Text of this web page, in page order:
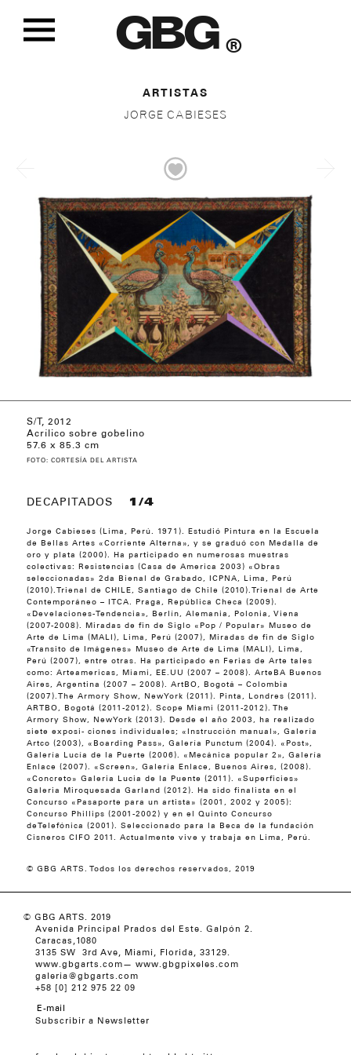
GBG ®
ARTISTAS
JORGE CABIESES
S/T, 2012
Acrílico sobre gobelino
57.6 x 85.3 cm
FOTO: CORTESÍA DEL ARTISTA
S/T, 2012
S/T, 2014
S/T, 2014
DE LA SERIE MIRABILIA 3, 2013
DE LA SERIE MIRABILIA 3, 2013
DE LA SERIE MIRABILIA 3, 2013
DE LA SERIE MIRABILIA 3, 2013
DE LA SERIE MIRABILIA 3, 2013
DE LA SERIE MIRABILIA 3, 2013
MIRABILIA 2, 2013
MIRABILIA 4, 2013
DE LA SERIE IGNOTO, 2013
DE LA SERIE IGNOTO, 2013
S/T, 2014
S/T, 2011
S/T, 2014
S/T, 2014
S/T, 2014
S/T, 2014
DE LA SERIE RELACIONES RESONANTES,
2017
DE LA SERIE RELACIONES RESONANTES,
2017
DE LA SERIE RELACIONES RESONANTES,
2017
DE LA SERIE RELACIONES RESONANTES,
2017
DE LA SERIE RELACIONES RESONANTES,
2017
DE LA SERIE RELACIONES RESONANTES,
2017
DECAPITADOS 1/4
Jorge Cabieses (Lima, Perú. 1971). Estudió Pintura en la Escuela
de Bellas Artes «Corriente Alterna», y se graduó con Medalla de
oro y plata (2000). Ha participado en numerosas muestras
colectivas: Resistencias (Casa de America 2003) «Obras
seleccionadas» 2da Bienal de Grabado, ICPNA, Lima, Perú
(2010).Trienal de CHILE, Santiago de Chile (2010).Trienal de Arte
Contemporáneo – ITCA. Praga, República Checa (2009).
«Develaciones-Tendencia», Berlín, Alemania, Polonia, Viena
(2007-2008). Miradas de fin de Siglo «Pop / Popular» Museo de
Arte de Lima (MALI), Lima, Perú (2007), Miradas de fin de Siglo
«Transito de Imágenes» Museo de Arte de Lima (MALI), Lima,
Perú (2007), entre otras. Ha participado en Ferias de Arte tales
como: Arteamericas, Miami, EE.UU (2007 – 2008). ArteBA Buenos
Aires, Argentina (2007 – 2008). ArtBO, Bogotá – Colombia
(2007).The Armory Show, NewYork (2011). Pinta, Londres (2011).
ARTBO, Bogotá (2011-2012). Scope Miami (2011-2012). The
Armory Show, NewYork (2013). Desde el año 2003, ha realizado
siete exposi- ciones individuales; «Instrucción manual», Galería
Artco (2003), «Boarding Pass», Galería Punctum (2004). «Post»,
Galería Lucía de la Puerte (2006). «Mecánica popular 2», Galería
Enlace (2007). «Screen», Galería Enlace, Buenos Aires, (2008).
«Concreto» Galeria Lucia de la Puente (2011). «Superficies»
Galeria Miroquesada Garland (2012). Ha sido finalista en el
Concurso «Pasaporte para un artista» (2001, 2002 y 2005):
Concurso Phillips (2001-2002) y en el Quinto Concurso
deTelefónica (2001). Seleccionado para la Beca de la fundación
Cisneros CIFO 2011. Actualmente vive y trabaja en Lima, Perú.
© GBG ARTS. Todos los derechos reservados, 2019
© GBG ARTS. 2019
Avenida Principal Prados del Este. Galpón 2.
Caracas,1080
3135 SW 3rd Ave, Miami, Florida, 33129.
www.gbgarts.com— www.gbgpixeles.com
galeria@gbgarts.com
+58 [0] 212 975 22 09
Subscribir a Newsletter